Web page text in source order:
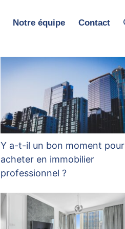
Notre équipe Contact
Y a-t-il un bon moment pour
acheter en immobilier
professionnel ?